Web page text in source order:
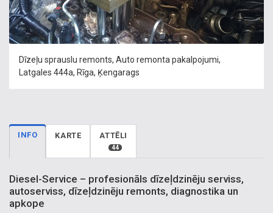
Dīzeļu sprauslu remonts, Auto remonta pakalpojumi,
Latgales 444a, Rīga, Ķengarags
INFO KARTE ATTĒLI
44
Diesel-Service – profesionāls dīzeļdzinēju serviss,
autoserviss, dīzeļdzinēju remonts, diagnostika un
apkope